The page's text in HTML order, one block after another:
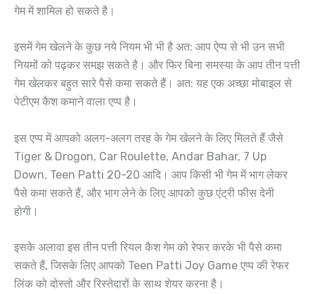
गेम में शामिल हो सकते है।
इसमें गेम खेलने के कुछ नये नियम भी भी है अत: आप ऐप्प से भी उन सभी
नियमों को पढ़कर समझ सकते है। और फिर बिना समस्या के आप तीन पत्ती
गेम खेलकर बहुत सारे पैसे कमा सकते हैं। अत: यह एक अच्छा मोबाइल से
पेटीएम कैश कमाने वाला एप्प है।
इस एप्प में आपको अलग-अलग तरह के गेम खेलने के लिए मिलते हैं जैसे
Tiger & Drogon, Car Roulette, Andar Bahar, 7 Up
Down, Teen Patti 20-20 आदि। आप किसी भी गेम में भाग लेकर
पैसे कमा सकते हैं, और भाग लेने के लिए आपको कुछ एंट्री फीस देनी
होगी।
इसके अलावा इस तीन पत्ती रियल कैश गेम को रेफर करके भी पैसे कमा
सकते हैं, जिसके लिए आपको Teen Patti Joy Game एप्प की रेफर
लिंक को दोस्तो और रिस्तेदारों के साथ शेयर करना है।